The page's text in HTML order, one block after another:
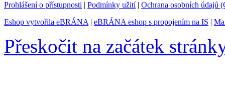
Prohlášení o přístupnosti | Podmínky užití| Ochrana osobních údajů
Eshop vytvořila eBRÁNA | eBRÁNA eshop s propojením na IS |
Přeskočit na začátek